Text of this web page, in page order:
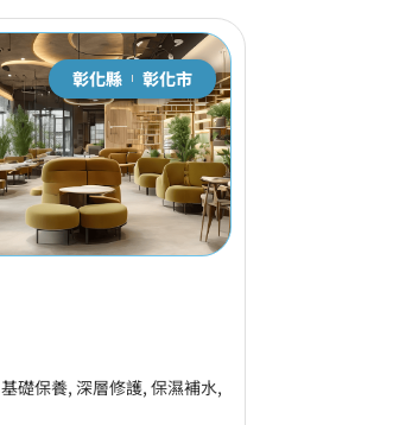
彰化縣 彰化市
基礎保養, 深層修護, 保濕補水,